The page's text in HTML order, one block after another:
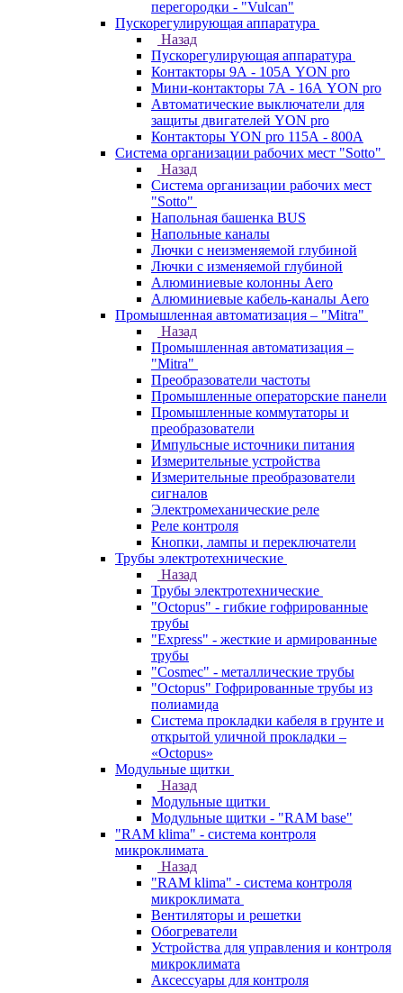
перегородки - "Vulcan"
Пускорегулирующая аппаратура
Назад
Пускорегулирующая аппаратура
Контакторы 9А - 105А YON pro
Мини-контакторы 7А - 16А YON pro
Автоматические выключатели для
защиты двигателей YON pro
Контакторы YON pro 115А - 800А
Система организации рабочих мест "Sotto"
Назад
Система организации рабочих мест
"Sotto"
Напольная башенка BUS
Напольные каналы
Лючки с неизменяемой глубиной
Лючки с изменяемой глубиной
Алюминиевые колонны Aero
Алюминиевые кабель-каналы Aero
Промышленная автоматизация – "Mitra"
Назад
Промышленная автоматизация –
"Mitra"
Преобразователи частоты
Промышленные операторские панели
Промышленные коммутаторы и
преобразователи
Импульсные источники питания
Измерительные устройства
Измерительные преобразователи
сигналов
Электромеханические реле
Реле контроля
Кнопки, лампы и переключатели
Трубы электротехнические
Назад
Трубы электротехнические
"Octopus" - гибкие гофрированные
трубы
"Express" - жесткие и армированные
трубы
"Cosmec" - металлические трубы
"Octopus" Гофрированные трубы из
полиамида
Система прокладки кабеля в грунте и
открытой уличной прокладки –
«Octopus»
Модульные щитки
Назад
Модульные щитки
Модульные щитки - "RAM base"
"RAM klima" - система контроля
микроклимата
Назад
"RAM klima" - система контроля
микроклимата
Вентиляторы и решетки
Обогреватели
Устройства для управления и контроля
микроклимата
Аксессуары для контроля